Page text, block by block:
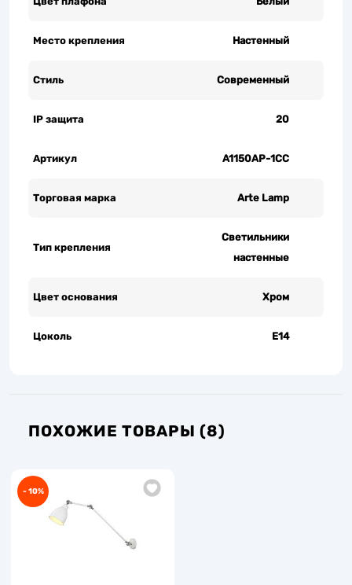
Место крепления Настенный
Стиль Современный
IP защита 20
Артикул A1150AP-1CC
Торговая марка Arte Lamp
Тип крепления
Светильники
настенные
Цвет основания Хром
Цоколь Е14
ПОХОЖИЕ ТОВАРЫ (8)
- 10%